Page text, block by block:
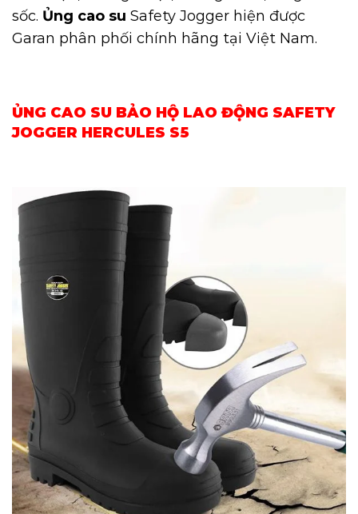
sốc. Ủng cao su Safety Jogger hiện được
Garan phân phối chính hãng tại Việt Nam.
ỦNG CAO SU BẢO HỘ LAO ĐỘNG SAFETY
JOGGER HERCULES S5